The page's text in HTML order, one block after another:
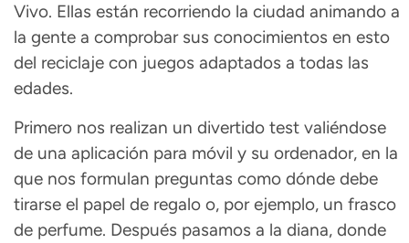
Vivo. Ellas están recorriendo la ciudad animando a
la gente a comprobar sus conocimientos en esto
del reciclaje con juegos adaptados a todas las
edades.
Primero nos realizan un divertido test valiéndose
de una aplicación para móvil y su ordenador, en la
que nos formulan preguntas como dónde debe
tirarse el papel de regalo o, por ejemplo, un frasco
de perfume. Después pasamos a la diana, donde